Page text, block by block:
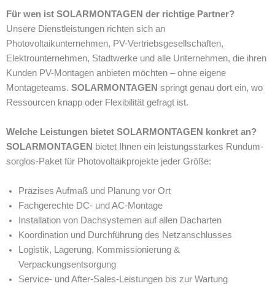
Für wen ist SOLARMONTAGEN der richtige Partner?
Unsere Dienstleistungen richten sich an
Photovoltaikunternehmen, PV-Vertriebsgesellschaften,
Elektrounternehmen, Stadtwerke und alle Unternehmen, die ihren
Kunden PV-Montagen anbieten möchten – ohne eigene
Montageteams. SOLARMONTAGEN springt genau dort ein, wo
Ressourcen knapp oder Flexibilität gefragt ist.
Welche Leistungen bietet SOLARMONTAGEN konkret an?
SOLARMONTAGEN bietet Ihnen ein leistungsstarkes Rundum-
sorglos-Paket für Photovoltaikprojekte jeder Größe:
Präzises Aufmaß und Planung vor Ort
Fachgerechte DC- und AC-Montage
Installation von Dachsystemen auf allen Dacharten
Koordination und Durchführung des Netzanschlusses
Logistik, Lagerung, Kommissionierung &
Verpackungsentsorgung
Service- und After-Sales-Leistungen bis zur Wartung